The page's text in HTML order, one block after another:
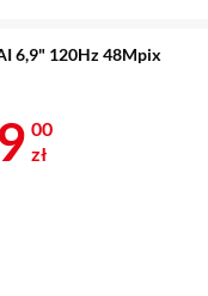
6,9" 120Hz 48Mpix
7 299 zł
00
zł